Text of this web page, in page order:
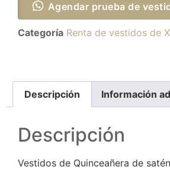
Agendar prueba de
Categoría Renta de vestidos de
Descripción Información
Descripción
Vestidos de Quinceañera de